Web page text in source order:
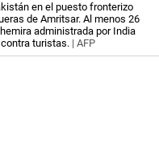
en el puesto fronterizo
de Amritsar. Al menos 26
administrada por India
turistas. | AFP